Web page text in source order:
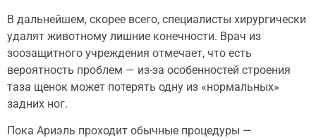
В дальнейшем, скорее всего, специалисты хирургически
удалят животному лишние конечности. Врач из
зоозащитного учреждения отмечает, что есть
вероятность проблем — из-за особенностей строения
таза щенок может потерять одну из «нормальных»
задних ног.
Пока Ариэль проходит обычные процедуры —